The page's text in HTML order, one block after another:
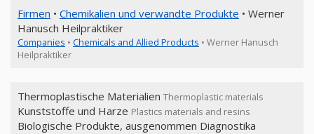
Firmen • Chemikalien und verwandte Produkte • Werner
Hanusch Heilpraktiker
Companies • Chemicals and Allied Products • Werner Hanusch
Heilpraktiker
Thermoplastische Materialien Thermoplastic materials
Kunststoffe und Harze Plastics materials and resins
Biologische Produkte, ausgenommen Diagnostika